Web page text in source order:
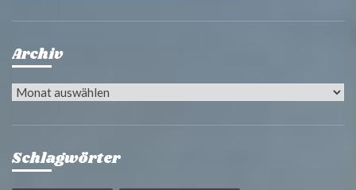
Archiv
Archiv
Schlagwörter